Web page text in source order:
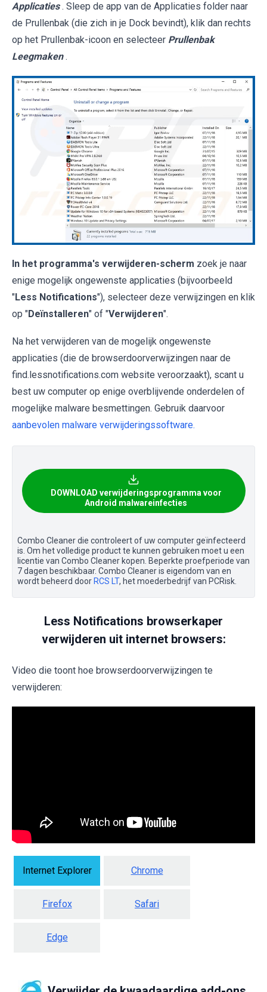
Applicaties . Sleep de app van de Applicaties folder naar
de Prullenbak (die zich in je Dock bevindt), klik dan rechts
op het Prullenbak-icoon en selecteer Prullenbak
Leegmaken .
In het programma's verwijderen-scherm zoek je naar
enige mogelijk ongewenste applicaties (bijvoorbeeld
"Less Notifications"), selecteer deze verwijzingen en klik
op "Deïnstalleren" of "Verwijderen".
Na het verwijderen van de mogelijk ongewenste
applicaties (die de browserdoorverwijzingen naar de
find.lessnotifications.com website veroorzaakt), scant u
best uw computer op enige overblijvende onderdelen of
mogelijke malware besmettingen. Gebruik daarvoor
aanbevolen malware verwijderingssoftware.
DOWNLOAD verwijderingsprogramma voor
Android malwareinfecties
Combo Cleaner die controleert of uw computer geïnfecteerd
is. Om het volledige product te kunnen gebruiken moet u een
licentie van Combo Cleaner kopen. Beperkte proefperiode van
7 dagen beschikbaar. Combo Cleaner is eigendom van en
wordt beheerd door RCS LT, het moederbedrijf van PCRisk.
Less Notifications browserkaper
verwijderen uit internet browsers:
Video die toont hoe browserdoorverwijzingen te
verwijderen:
Internet Explorer Chrome
Firefox Safari
Edge